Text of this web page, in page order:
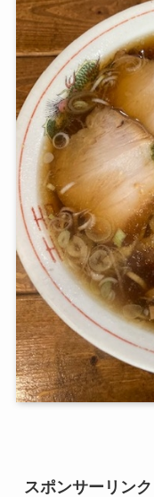
スポンサーリンク